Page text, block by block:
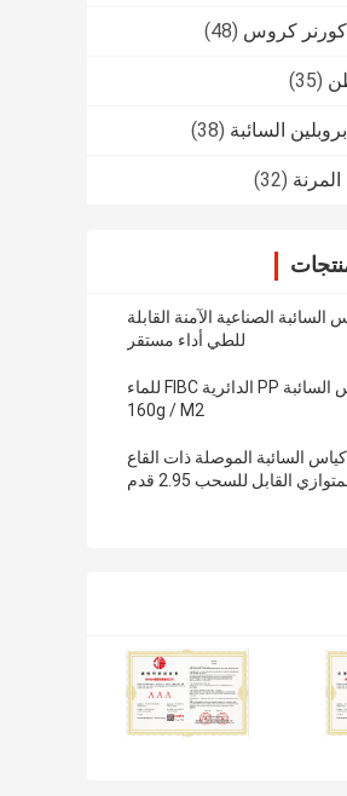
كروس (48)
(35)
السائبة (38)
(32)
السائبة الصناعية الآمنة القابلة
للطي أداء مستقر
أكياس السائبة PP الدائرية FIBC للماء
160g / M2
السائبة الموصلة ذات القاع
القابل للسحب 2.95 قدم